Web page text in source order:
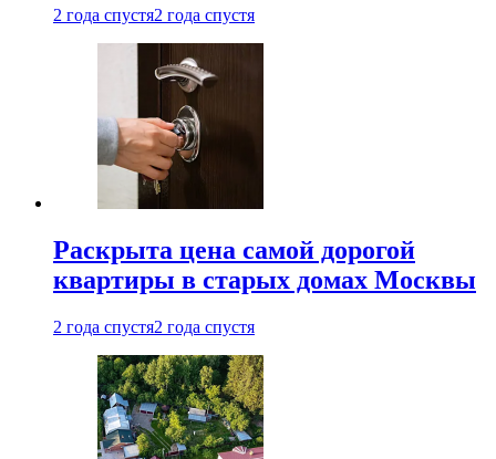
2 года спустя2 года спустя
Раскрыта цена самой дорогой
квартиры в старых домах Москвы
2 года спустя2 года спустя